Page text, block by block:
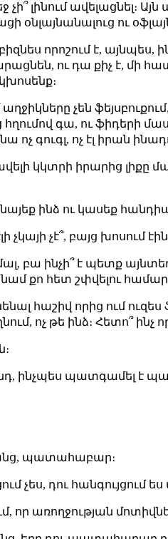
չի՞ լինում ավելացնել։
օնլայնանալուց ու
որոշում է, այնպես,
ու դա քիչ է, մի
չեն
գա, ու ֆիդերի
ոչ գուգլ, ոչ էլ իրան
կկտրի իրարից լիքը
ինձ ու կասեք
չկայի չէ՞, բայց խոսում
բա ինչի՞ է պետք
քո հետ շփվելու
հաշիվ որից ում
ոչ թե ինձ։ Հետո՞
ինչպես պատգամել է
պատահաբար։
չես, դու հանգույցում ես
որ առողջության